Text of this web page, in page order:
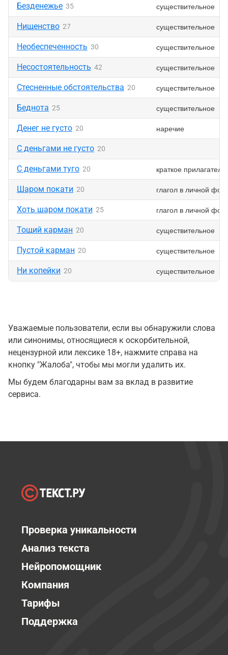
Безденежье 35 существительное
Нищенство 27 существительное
Необеспеченность 30 существительное
Несостоятельность 42 существительное
Стесненные обстоятельства 20 существительное
Беднота 25 существительное
Денег не густо 20 наречие
С деньгами не густо 20
С деньгами туго 20 краткое
Шаром покати 20 глагол в личной
Хоть шаром покати 25 глагол в личной
Тощий карман 20 существительное
Пустой карман 20 существительное
Ни копейки 20 существительное
Уважаемые пользователи, если вы обнаружили слова
или синонимы, относящиеся к оскорбительной,
нецензурной или лексике 18+, нажмите справа на
кнопку "Жалоба", чтобы мы могли удалить их.
Мы будем благодарны вам за вклад в развитие
сервиса.
Проверка уникальности
Анализ текста
Нейропомощник
Компания
Тарифы
Поддержка